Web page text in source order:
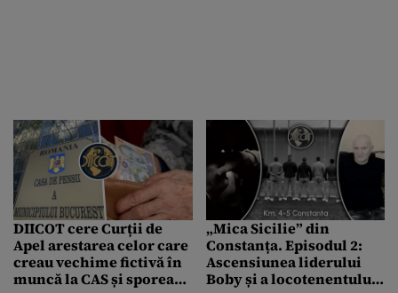
DIICOT cere Curții de
Apel arestarea celor care
creau vechime fictivă în
muncă la CAS și sporeau
„Mica Sicilie” din
Constanța. Episodul 2:
Ascensiunea liderului
Boby și a locotenentului